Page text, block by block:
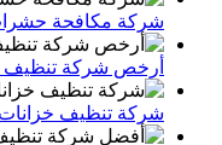
شركة مكافحة حشرات بالرياض 0539205789 افضل انواع
أرخص شركة تنظيف
شركة تنظيف